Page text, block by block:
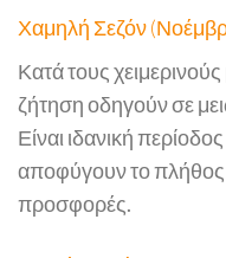
Χαμηλή Σεζόν
Κατά τους
ζήτηση οδηγούν σε
Είναι ιδανική
αποφύγουν το πλήθος
προσφορές.